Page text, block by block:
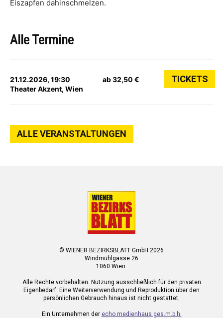
Eiszapfen dahinschmelzen.
Alle Termine
21.12.2026, 19:30
Theater Akzent, Wien
ab 32,50 € TICKETS
ALLE VERANSTALTUNGEN
© WIENER BEZIRKSBLATT GmbH 2026
Windmühlgasse 26
1060 Wien.
Alle Rechte vorbehalten. Nutzung ausschließlich für den privaten
Eigenbedarf. Eine Weiterverwendung und Reproduktion über den
persönlichen Gebrauch hinaus ist nicht gestattet.
Ein Unternehmen der echo medienhaus ges.m.b.h.